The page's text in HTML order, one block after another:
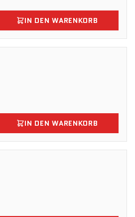
IN DEN WARENKORB
IN DEN WARENKORB